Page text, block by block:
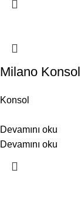
Milano Konsol
Konsol
Devamını oku
Devamını oku